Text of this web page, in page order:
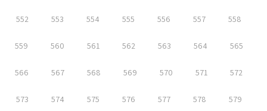
552 553 554 555 556 557 558
559 560 561 562 563 564 565
566 567 568 569 570 571 572
573 574 575 576 577 578 579